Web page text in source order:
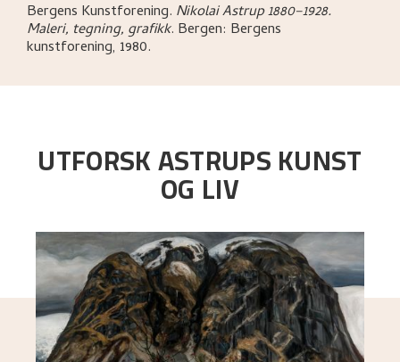
Bergens Kunstforening. Nikolai Astrup 1880–1928.
Maleri, tegning, grafikk. Bergen: Bergens
kunstforening, 1980.
UTFORSK ASTRUPS KUNST
OG LIV